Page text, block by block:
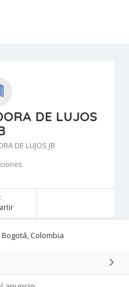
DE LUJOS
DE LUJOS JB
Bogotá, Colombia